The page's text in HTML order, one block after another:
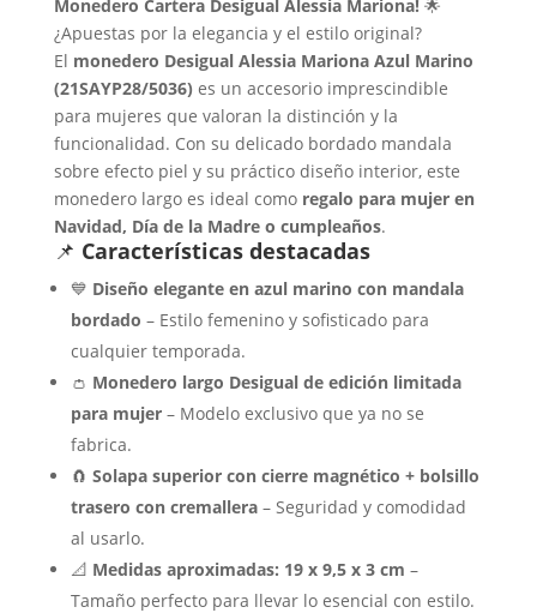
Monedero Cartera Desigual Alessia Mariona!🌟
¿Apuestas por la elegancia y el estilo original?
El monedero Desigual Alessia Mariona Azul Marino
(21SAYP28/5036) es un accesorio imprescindible
para mujeres que valoran la distinción y la
funcionalidad. Con su delicado bordado mandala
sobre efecto piel y su práctico diseño interior, este
monedero largo es ideal como regalo para mujer en
Navidad, Día de la Madre o cumpleaños.
📌 Características destacadas
💙 Diseño elegante en azul marino con mandala
bordado – Estilo femenino y sofisticado para
cualquier temporada.
👛 Monedero largo Desigual de edición limitada
para mujer– Modelo exclusivo que ya no se
fabrica.
🧲 Solapa superior con cierre magnético + bolsillo
trasero con cremallera– Seguridad y comodidad
al usarlo.
📐 Medidas aproximadas: 19 x 9,5 x 3 cm –
Tamaño perfecto para llevar lo esencial con estilo.